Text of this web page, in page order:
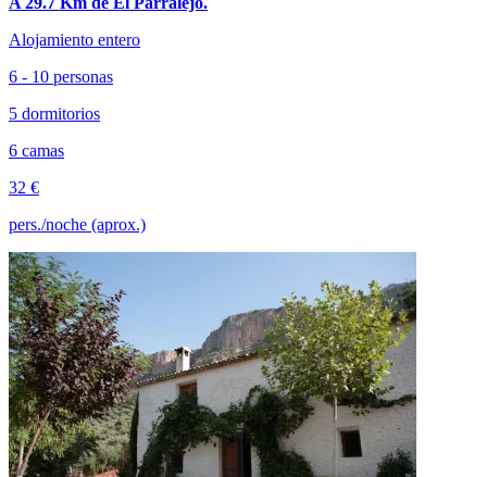
Alojamiento entero
6 - 10 personas
5 dormitorios
6 camas
32 €
pers./noche (aprox.)